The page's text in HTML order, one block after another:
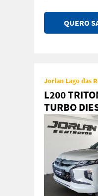
QUERO
Jorlan Lago das
L200
TURBO
CD 4P 4